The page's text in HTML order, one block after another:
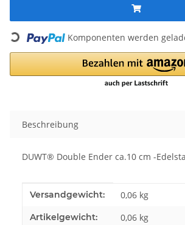
Loading... Komponenten werden
Beschreibung
DUWT® Double Ender ca.10 cm -
Produkteigenschaft
Wert
Versandgewicht: 0,06 kg
Artikelgewicht: 0,06 kg